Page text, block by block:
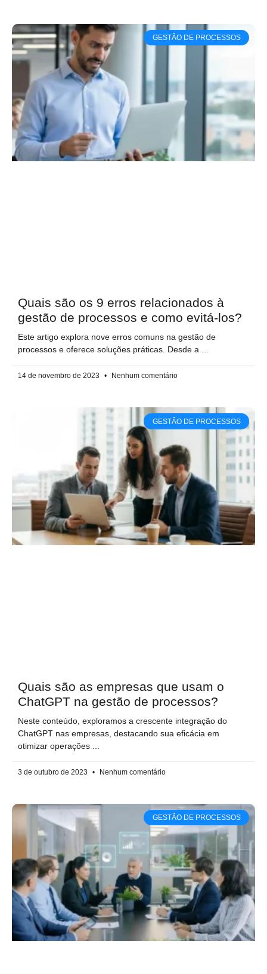
GESTÃO DE PROCESSOS
Quais são os 9 erros relacionados à
gestão de processos e como evitá-los?
Este artigo explora nove erros comuns na gestão de
processos e oferece soluções práticas. Desde a
14 de novembro de 2023 Nenhum comentário
GESTÃO DE PROCESSOS
Quais são as empresas que usam o
ChatGPT na gestão de processos?
Neste conteúdo, exploramos a crescente integração do
ChatGPT nas empresas, destacando sua eficácia em
otimizar operações
3 de outubro de 2023 Nenhum comentário
GESTÃO DE PROCESSOS